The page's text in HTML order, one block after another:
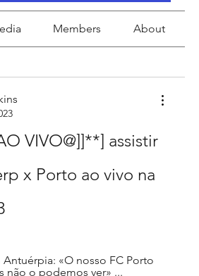
Members About
VIVO@]]**] assistir
x Porto ao vivo na
«O nosso FC Porto
não o podemos ver» ...